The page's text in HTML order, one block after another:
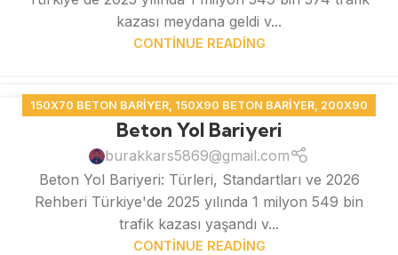
kazası meydana geldi v...
CONTINUE READING
11150X70 BETON BARIYER 150X90 BETON BARIYER 200X90
BETON BARIYER,BETON BARIYER
Beton Yol Bariyeri
burakkars5869@gmail.com
Beton Yol Bariyeri: Türleri, Standartları ve 2026
Rehberi Türkiye'de 2025 yılında 1 milyon 549 bin
trafik kazası yaşandı v...
CONTINUE READING